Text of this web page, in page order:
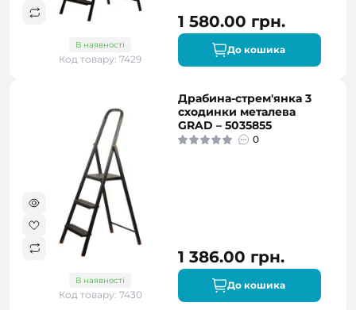
В наявності
Код товару: 7429
1 580.00 грн.
До кошика
В наявності
Код товару: 7430
Драбина-стрем'янка 3
сходинки металева
GRAD – 5035855
0
1 386.00 грн.
До кошика